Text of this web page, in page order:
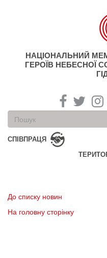
НАЦІОНАЛЬНИЙ
ГЕРОЇВ НЕБЕСНОЇ
Пошукова
форма
Пошук
СПІВПРАЦЯ
До списку новин
На головну сторінку